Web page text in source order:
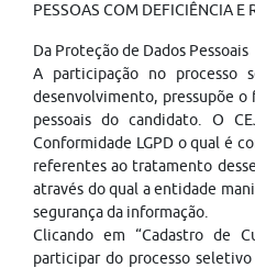
PESSOAS COM DEFICIÊNCIA E
Da Proteção de Dados Pessoais
A participação no processo
desenvolvimento, pressupõe
pessoais do candidato. O
Conformidade LGPD o qual é
referentes ao tratamento
através do qual a entidade
segurança da informação.
Clicando em “Cadastro de
participar do processo